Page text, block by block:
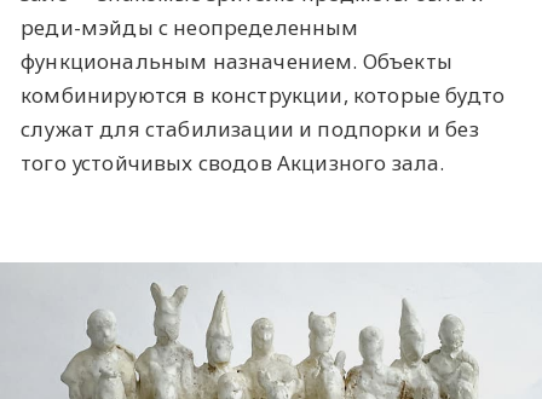
реди-мэйды с неопределенным
функциональным назначением. Объекты
комбинируются в конструкции, которые будто
служат для стабилизации и подпорки и без
того устойчивых сводов Акцизного зала.